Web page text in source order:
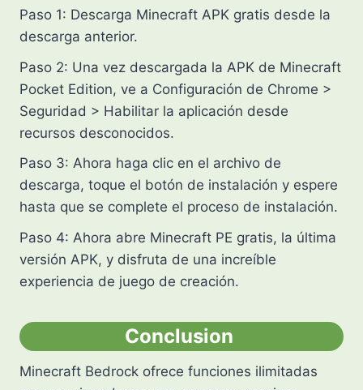
Paso 1: Descarga Minecraft APK gratis desde la
descarga anterior.
Paso 2: Una vez descargada la APK de Minecraft
Pocket Edition, ve a Configuración de Chrome >
Seguridad > Habilitar la aplicación desde
recursos desconocidos.
Paso 3: Ahora haga clic en el archivo de
descarga, toque el botón de instalación y espere
hasta que se complete el proceso de instalación.
Paso 4: Ahora abre Minecraft PE gratis, la última
versión APK, y disfruta de una increíble
experiencia de juego de creación.
Conclusion
Minecraft Bedrock ofrece funciones ilimitadas